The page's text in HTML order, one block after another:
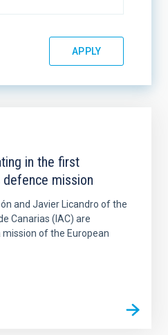
in the first
defence mission
and Javier Licandro of the
Canarias (IAC) are
of the European